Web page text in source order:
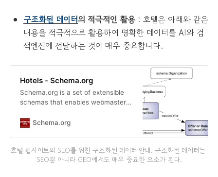
구조화된 데이터의 적극적인 활용 : 호텔은 아래와 같은
내용을 적극적으로 활용하여 명확한 데이터를 AI와 검
색엔진에 전달하는 것이 매우 중요합니다.
Hotels - Schema.org
Schema.org is a set of extensible
schemas that enables webmasters
web pages for use by search
Schema.org
호텔 웹사이트의 SEO를 위한 구조화된 데이터 안내. 구조화된 데이터는
SEO뿐 아니라 GEO에서도 매우 중요한 요소가 된다.